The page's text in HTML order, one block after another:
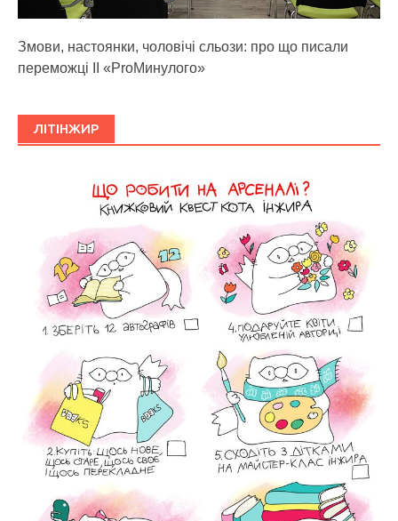
Змови, настоянки, чоловічі сльози: про що писали
переможці ІІ «ProМинулого»
ЛІТІНЖИР